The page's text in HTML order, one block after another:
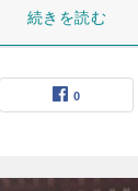
続きを読む
0